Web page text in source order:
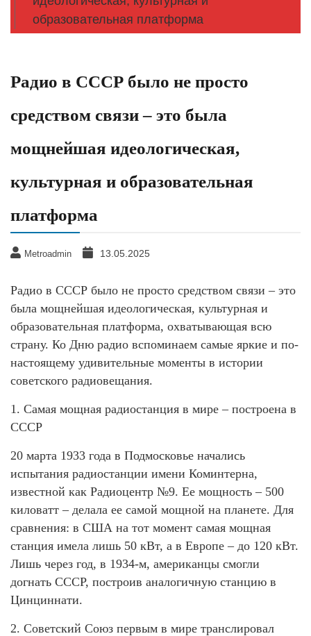
образовательная платформа
Радио в СССР было не просто
средством связи – это была
мощнейшая идеологическая,
культурная и образовательная
платформа
Metroadmin 13.05.2025
Радио в СССР было не просто средством связи – это
была мощнейшая идеологическая, культурная и
образовательная платформа, охватывающая всю
страну. Ко Дню радио вспоминаем самые яркие и по-
настоящему удивительные моменты в истории
советского радиовещания.
1. Самая мощная радиостанция в мире – построена в
СССР
20 марта 1933 года в Подмосковье начались
испытания радиостанции имени Коминтерна,
известной как Радиоцентр №9. Ее мощность – 500
киловатт – делала ее самой мощной на планете. Для
сравнения: в США на тот момент самая мощная
станция имела лишь 50 кВт, а в Европе – до 120 кВт.
Лишь через год, в 1934-м, американцы смогли
догнать СССР, построив аналогичную станцию в
Цинциннати.
2. Советский Союз первым в мире транслировал